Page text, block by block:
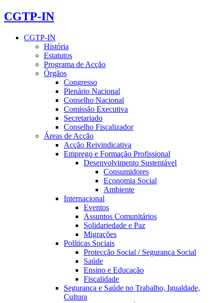
CGTP-IN
CGTP-IN
História
Estatutos
Programa de Acção
Órgãos
Congresso
Plenário Nacional
Conselho Nacional
Comissão Executiva
Secretariado
Conselho Fiscalizador
Áreas de Acção
Acção Reivindicativa
Emprego e Formação Profissional
Desenvolvimento Sustentável
Consumidores
Economia Social
Ambiente
Internacional
Eventos
Assuntos Comunitários
Solidariedade e Paz
Migrações
Políticas Sociais
Protecção Social / Segurança Social
Saúde
Ensino e Educação
Fiscalidade
Segurança e Saúde no Trabalho, Igualdade,
Cultura